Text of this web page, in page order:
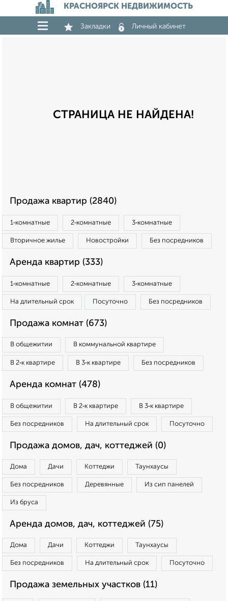
КРАСНОЯРСК НЕДВИЖИМОСТЬ
Закладки Личный кабинет
СТРАНИЦА НЕ НАЙДЕНА!
Продажа квартир (2840)
1‑комнатные 2‑комнатные 3‑комнатные
Вторичное жилье Новостройки Без посредников
Аренда квартир (333)
1‑комнатные 2‑комнатные 3‑комнатные
На длительный срок Посуточно Без посредников
Продажа комнат (673)
В общежитии В коммунальной квартире
В 2‑к квартире В 3‑к квартире Без посредников
Аренда комнат (478)
В общежитии В 2‑к квартире В 3‑к квартире
Без посредников На длительный срок Посуточно
Продажа домов, дач, коттеджей (0)
Дома Дачи Коттеджи Таунхаусы
Без посредников Деревянные Из сип панелей
Из бруса
Аренда домов, дач, коттеджей (75)
Дома Дачи Коттеджи Таунхаусы
Без посредников На длительный срок Посуточно
Продажа земельных участков (11)